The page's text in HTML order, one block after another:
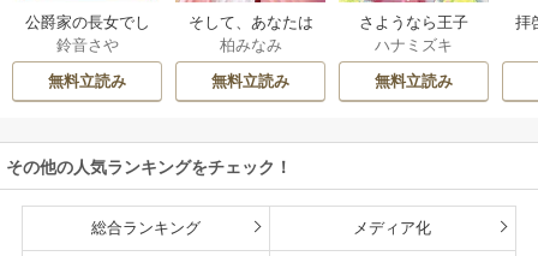
公爵家の長女でし
た
鈴音さや
無料立読み
そして、あなたは
私を捨てる
柏みなみ
無料立読み
さようなら王子
様、どうか私のこ
とは忘れてくださ
い
ハナミズキ
無料立読み
拝
その他の人気ランキングをチェック！
総合ランキング メディア化